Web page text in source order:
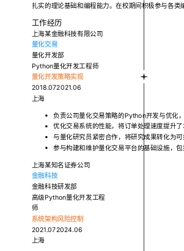
扎实的理论基础和编程能力。在校期间积极参与各
工作经历
上海某金融科技有限公司
量化交易
量化开发部
Python量化开发工程师
量化开发策略实现
2018.072021.06
上海
负责公司量化交易策略的Python开发与优化
优化交易系统的性能，将订单处理速度提升了
与量化研究员紧密合作，将研究成果转化为
参与构建和维护量化交易平台的基础设施，
上海某知名证券公司
金融科技
金融科技研发部
高级Python量化开发工程
师
系统架构风险控制
2021.072024.06
上海